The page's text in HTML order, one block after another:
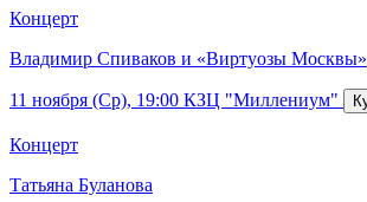
Концерт
Владимир Спиваков и «Виртуозы Москвы»
11 ноября (Ср), 19:00 КЗЦ "Миллениум"
Концерт
Татьяна Буланова